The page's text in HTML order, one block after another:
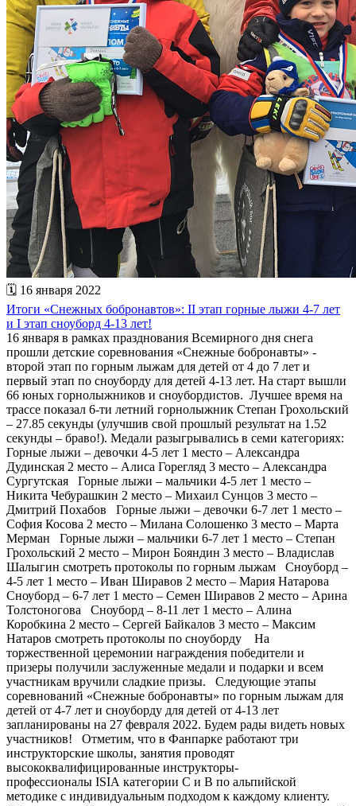
🗓 16 января 2022
Итоги «Снежных бобронавтов»: II этап горные лыжи 4-7 лет
и I этап сноуборд 4-13 лет!
16 января в рамках празднования Всемирного дня снега
прошли детские соревнования «Снежные бобронавты» -
второй этап по горным лыжам для детей от 4 до 7 лет и
первый этап по сноуборду для детей 4-13 лет. На старт вышли
66 юных горнолыжников и сноубордистов. Лучшее время на
трассе показал 6-ти летний горнолыжник Степан Грохольский
– 27.85 секунды (улучшив свой прошлый результат на 1.52
секунды – браво!). Медали разыгрывались в семи категориях:
Горные лыжи – девочки 4-5 лет 1 место – Александра
Дудинская 2 место – Алиса Горегляд 3 место – Александра
Сургутская Горные лыжи – мальчики 4-5 лет 1 место –
Никита Чебурашкин 2 место – Михаил Сунцов 3 место –
Дмитрий Похабов Горные лыжи – девочки 6-7 лет 1 место –
София Косова 2 место – Милана Солошенко 3 место – Марта
Мерман Горные лыжи – мальчики 6-7 лет 1 место – Степан
Грохольский 2 место – Мирон Бояндин 3 место – Владислав
Шалыгин смотреть протоколы по горным лыжам Сноуборд –
4-5 лет 1 место – Иван Ширавов 2 место – Мария Натарова
Сноуборд – 6-7 лет 1 место – Семен Ширавов 2 место – Арина
Толстоногова Сноуборд – 8-11 лет 1 место – Алина
Коробкина 2 место – Сергей Байкалов 3 место – Максим
Натаров смотреть протоколы по сноуборду На
торжественной церемонии награждения победители и
призеры получили заслуженные медали и подарки и всем
участникам вручили сладкие призы. Следующие этапы
соревнований «Снежные бобронавты» по горным лыжам для
детей от 4-7 лет и сноуборду для детей от 4-13 лет
запланированы на 27 февраля 2022. Будем рады видеть новых
участников! Отметим, что в Фанпарке работают три
инструкторские школы, занятия проводят
высококвалифицированные инструкторы-
профессионалы ISIA категории С и В по альпийской
методике с индивидуальным подходом к каждому клиенту.